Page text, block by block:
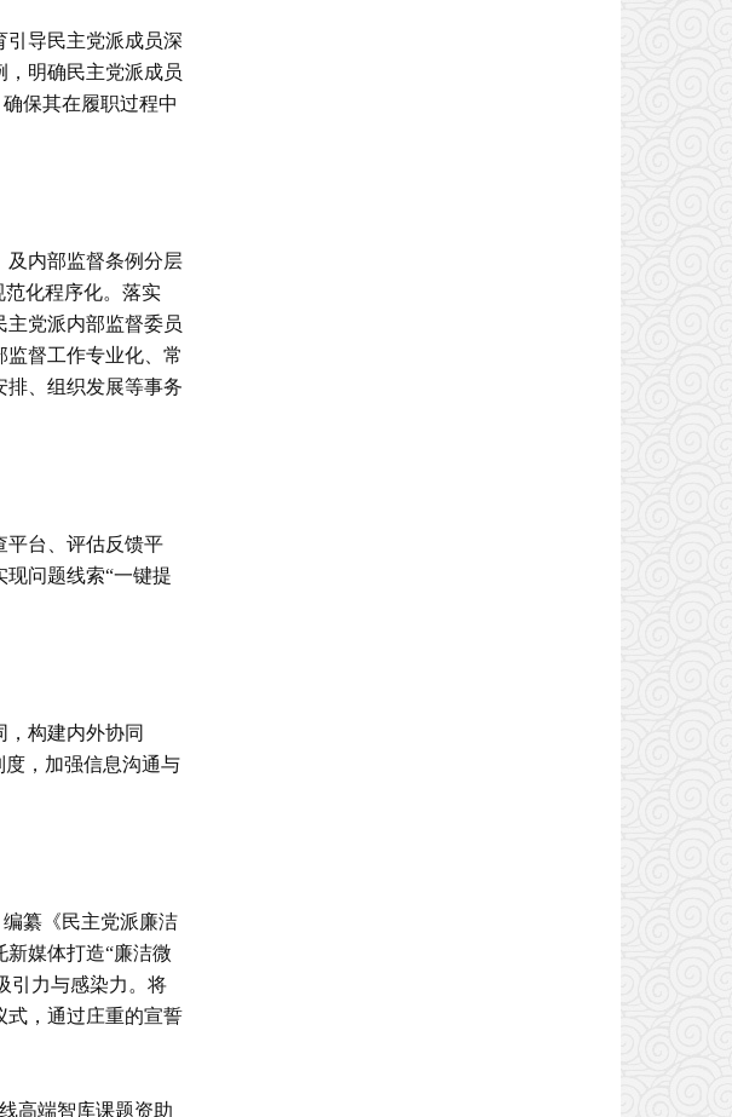
引导民主党派成员深
，明确民主党派成员
保其在履职过程中
及内部监督条例分层
化程序化。落实
主党派内部监督委员
督工作专业化、常
排、组织发展等事务
平台、评估反馈平
问题线索“一键提
构建内外协同
，加强信息沟通与
纂《民主党派廉洁
媒体打造“廉洁微
引力与感染力。将
式，通过庄重的宣誓
高端智库课题资助